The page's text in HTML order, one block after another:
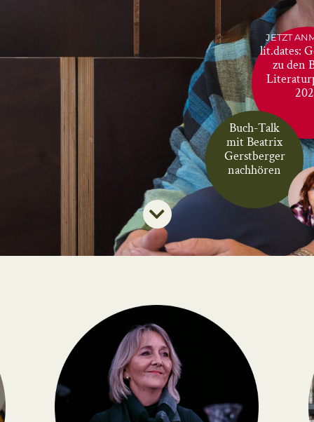
JETZT
lit.dates:
zu den
Buch-Talk
mit Beatrix
Gerstberger
nachhören